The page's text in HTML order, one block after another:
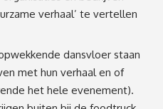
verhaal’ te vertellen
dansvloer staan
met hun verhaal en of
het hele evenement).